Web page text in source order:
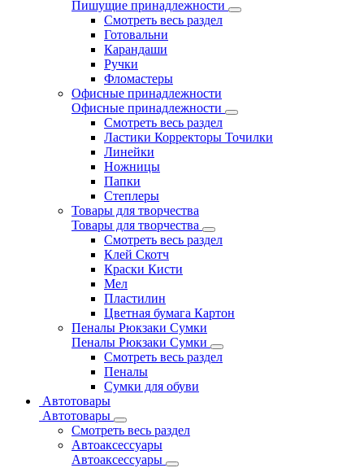
Пишущие принадлежности
Смотреть весь раздел
Готовальни
Карандаши
Ручки
Фломастеры
Офисные принадлежности
Офисные принадлежности
Смотреть весь раздел
Ластики Корректоры Точилки
Линейки
Ножницы
Папки
Степлеры
Товары для творчества
Товары для творчества
Смотреть весь раздел
Клей Скотч
Краски Кисти
Мел
Пластилин
Цветная бумага Картон
Пеналы Рюкзаки Сумки
Пеналы Рюкзаки Сумки
Смотреть весь раздел
Пеналы
Сумки для обуви
Автотовары
Автотовары
Смотреть весь раздел
Автоаксессуары
Автоаксессуары